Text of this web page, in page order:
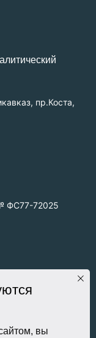
ФС77-72025
лиц старше 16 лет.
на сайте,
использование
пр.Коста,
вы